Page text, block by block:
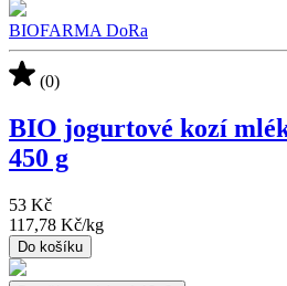
BIOFARMA DoRa
(0)
BIO jogurtové kozí
450 g
53 Kč
117,78 Kč/kg
Do košíku